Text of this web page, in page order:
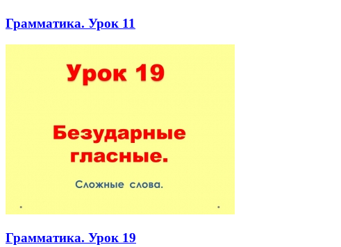
Грамматика. Урок 11
Грамматика. Урок 19